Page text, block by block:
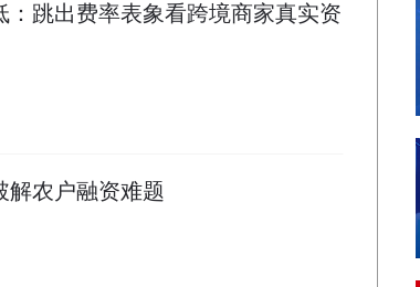
：跳出费率表象看跨境商家真实资
解农户融资难题